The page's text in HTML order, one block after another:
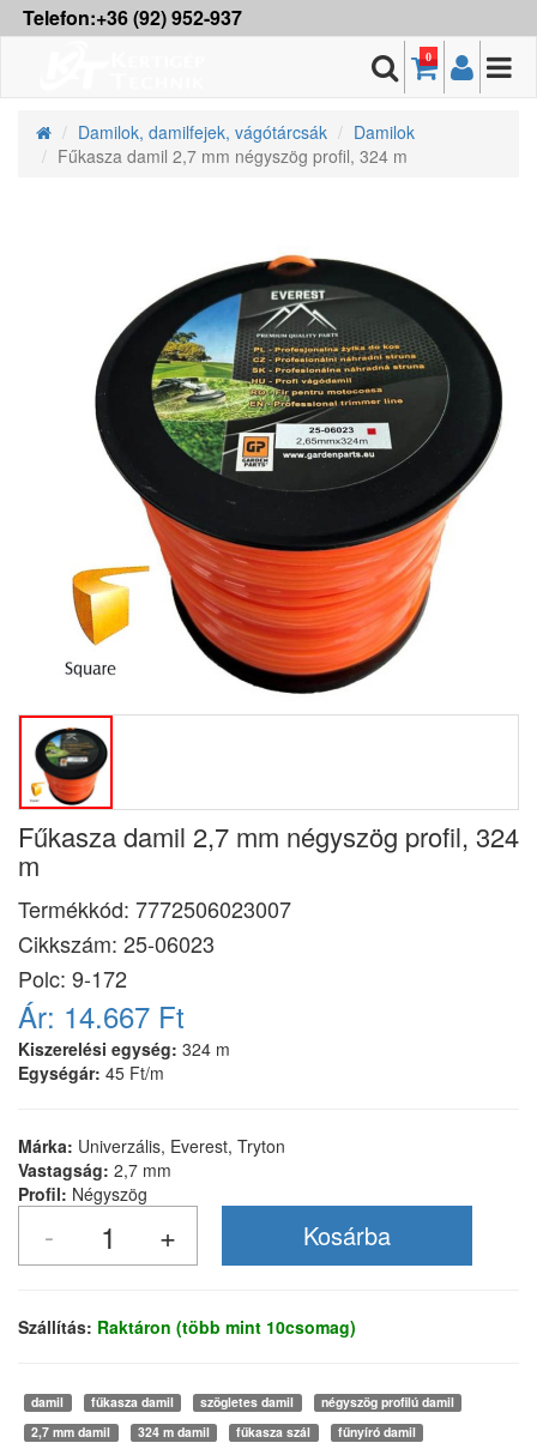
Telefon:+36 (92) 952-937
0
Damilok, damilfejek, vágótárcsák
Damilok
Fűkasza damil 2,7 mm négyszög profil, 324 m
Fűkasza damil 2,7 mm négyszög profil, 324
m
Termékkód: 7772506023007
Cikkszám: 25-06023
Polc: 9-172
Ár: 14.667 Ft
Kiszerelési egység: 324 m
Egységár: 45 Ft/m
Márka: Univerzális, Everest, Tryton
Vastagság: 2,7 mm
Profil: Négyszög
Szállítás: Raktáron (több mint 10csomag)
damil fűkasza damil szögletes damil
négyszög profilú damil
2,7 mm damil
324 m damil fűkasza szál
fűnyíró damil